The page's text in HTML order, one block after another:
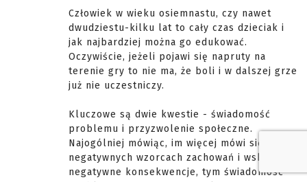
Człowiek w wieku osiemnastu, czy nawet
dwudziestu-kilku lat to cały czas dzieciak i
jak najbardziej można go edukować.
Oczywiście, jeżeli pojawi się napruty na
terenie gry to nie ma, że boli i w dalszej grze
już nie uczestniczy.
Kluczowe są dwie kwestie - świadomość
problemu i przyzwolenie społeczne.
Najogólniej mówiąc, im więcej mówi się o
negatywnych wzorcach zachowań i wskazuje
negatywne konsekwencje, tym świadomość